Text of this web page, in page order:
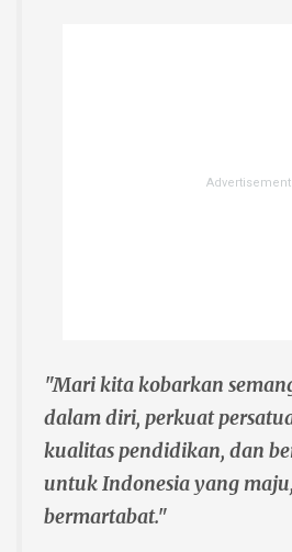
"Mari kita kobarkan
dalam diri, perkuat
kualitas pendidikan, dan
untuk Indonesia yang
bermartabat."